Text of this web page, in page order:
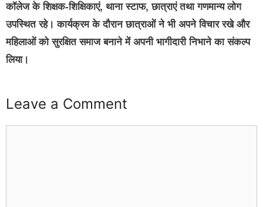
कॉलेज के शिक्षक-शिक्षिकाएं, थाना स्टाफ, छात्राएं तथा गणमान्य लोग
उपस्थित रहे। कार्यक्रम के दौरान छात्राओं ने भी अपने विचार रखे और
महिलाओं को सुरक्षित समाज बनाने में अपनी भागीदारी निभाने का संकल्प
लिया।
Leave a Comment